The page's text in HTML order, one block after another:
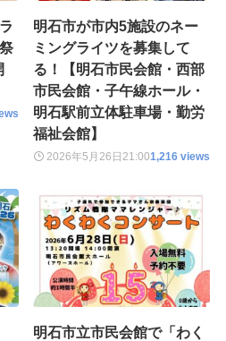
明石市が市内5施設のネー
ミングライツを募集して
る！【明石市民会館・西部
市民会館・子午線ホール・
明石駅前立体駐車場・勤労
福祉会館】
2026年5月26日 21:001,216 views
明石市立市民会館で「わく